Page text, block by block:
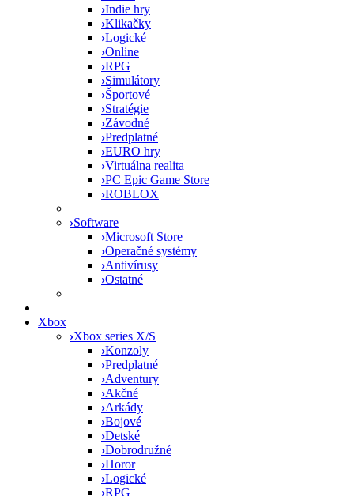
›Indie hry
›Klikačky
›Logické
›Online
›RPG
›Simulátory
›Športové
›Stratégie
›Závodné
›Predplatné
›EURO hry
›Virtuálna realita
›PC Epic Game Store
›ROBLOX
›Software
›Microsoft Store
›Operačné systémy
›Antivírusy
›Ostatné
Xbox
›Xbox series X/S
›Konzoly
›Predplatné
›Adventury
›Akčné
›Arkády
›Bojové
›Detské
›Dobrodružné
›Horor
›Logické
›RPG